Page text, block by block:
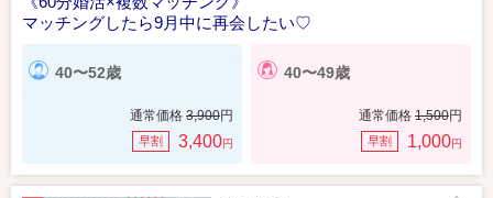
マッチングしたら9月中に再会したい♡
40〜52歳
通常価格 3,900円
早割 3,400円
40〜49歳
通常価格 1,500円
早割 1,000円